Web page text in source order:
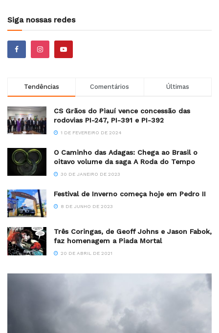
Siga nossas redes
Tendências Comentários Últimas
CS Grãos do Piauí vence concessão das
rodovias PI-247, PI-391 e PI-392
1 DE FEVEREIRO DE 2024
O Caminho das Adagas: Chega ao Brasil o
oitavo volume da saga A Roda do Tempo
30 DE JANEIRO DE 2023
Festival de Inverno começa hoje em Pedro II
8 DE JUNHO DE 2023
Três Coringas, de Geoff Johns e Jason Fabok,
faz homenagem a Piada Mortal
20 DE ABRIL DE 2021